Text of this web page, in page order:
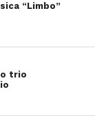
“Limbo”
trio